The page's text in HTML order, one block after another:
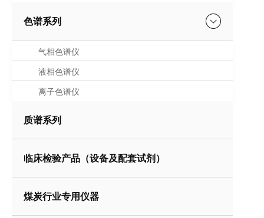
色谱系列
气相色谱仪
液相色谱仪
离子色谱仪
质谱系列
临床检验产品（设备及配套试剂）
煤炭行业专用仪器